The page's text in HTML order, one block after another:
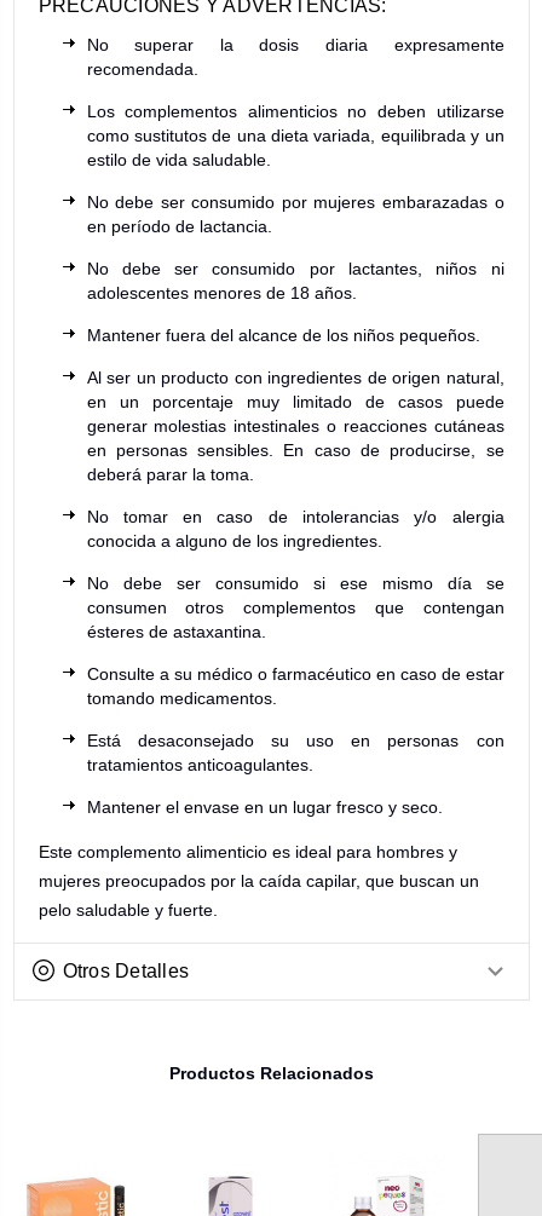
PRECAUCIONES Y ADVERTENCIAS:
No superar la dosis diaria expresamente
recomendada.
Los complementos alimenticios no deben utilizarse
como sustitutos de una dieta variada, equilibrada y un
estilo de vida saludable.
No debe ser consumido por mujeres embarazadas o
en período de lactancia.
No debe ser consumido por lactantes, niños ni
adolescentes menores de 18 años.
Mantener fuera del alcance de los niños pequeños.
Al ser un producto con ingredientes de origen natural,
en un porcentaje muy limitado de casos puede
generar molestias intestinales o reacciones cutáneas
en personas sensibles. En caso de producirse, se
deberá parar la toma.
No tomar en caso de intolerancias y/o alergia
conocida a alguno de los ingredientes.
No debe ser consumido si ese mismo día se
consumen otros complementos que contengan
ésteres de astaxantina.
Consulte a su médico o farmacéutico en caso de estar
tomando medicamentos.
Está desaconsejado su uso en personas con
tratamientos anticoagulantes.
Mantener el envase en un lugar fresco y seco.
Este complemento alimenticio es ideal para hombres y
mujeres preocupados por la caída capilar, que buscan un
pelo saludable y fuerte.
Otros Detalles
Productos Relacionados